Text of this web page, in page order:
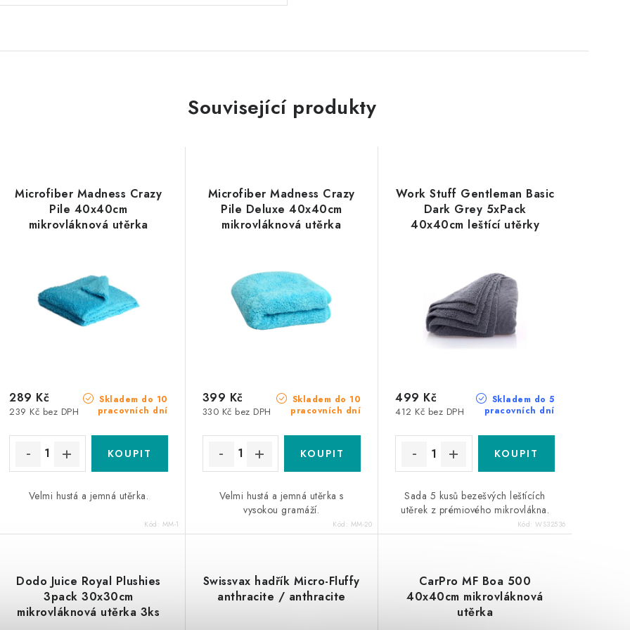
Související produkty
Microfiber Madness Crazy
Pile 40x40cm
mikrovláknová utěrka
Skladem do 10
pracovních dní
239 Kč bez DPH
289 Kč
Velmi hustá a jemná utěrka.
Kód: MM-1
Microfiber Madness Crazy
Pile Deluxe 40x40cm
mikrovláknová utěrka
Skladem do 10
pracovních dní
330 Kč bez DPH
399 Kč
Velmi hustá a jemná utěrka s
vysokou gramáží.
Kód: MM-20
Work Stuff Gentleman Basic
Dark Grey 5xPack
40x40cm leštící utěrky
Skladem do 5
pracovních dní
412 Kč bez DPH
499 Kč
Sada 5 kusů bezešvých leštících
utěrek z prémiového mikrovlákna.
Kód:WS32536
Dodo Juice Royal Plushies
3pack 30x30cm
mikrovláknová utěrka 3ks
Swissvax hadřík Micro-Fluffy
anthracite / anthracite
CarPro MF Boa 500
40x40cm mikrovláknová
utěrka